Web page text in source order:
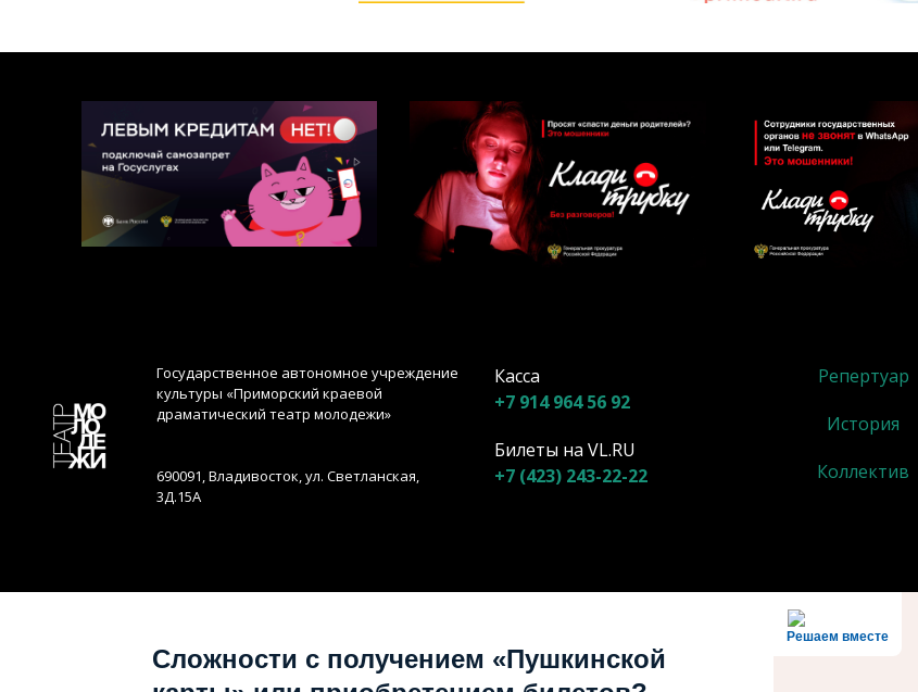
Государственное автономное учреждение
культуры «Приморский краевой
драматический театр молодежи»
690091, Владивосток, ул. Светланская,
3Д.15А
Касса
+7 914 964 56 92
Билеты на VL.RU
+7 (423) 243-22-22
Репертуар
История
Коллектив
Решаем вместе
Сложности с получением «Пушкинской